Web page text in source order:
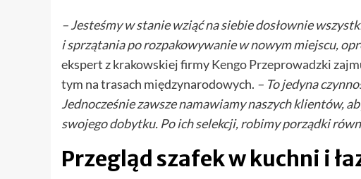
– Jesteśmy w stanie wziąć na siebie dosłownie
i sprzątania po rozpakowywanie w nowym miejscu,
ekspert z krakowskiej firmyKengo Przeprowadzki
tym na trasach międzynarodowych. – To jedyna
Jednocześnie zawsze namawiamy naszych klientów,
swojego dobytku. Po ich selekcji, robimy porządki
Przegląd szafek w kuchni i